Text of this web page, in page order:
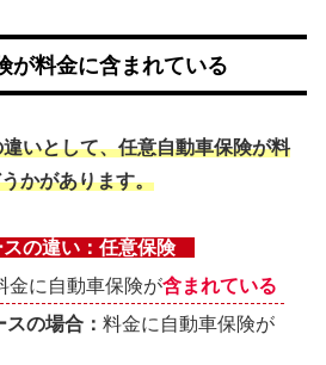
が料金に含まれている
いとして、任意自動車保険が料
かがあります。
の違い：任意保険
金に自動車保険が含まれている
スの場合：料金に自動車保険が